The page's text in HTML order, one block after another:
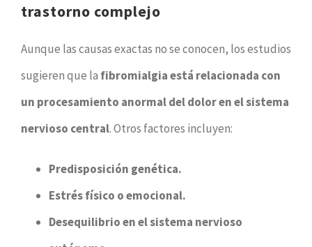
trastorno complejo
Aunque las causas exactas no se conocen, los estudios
sugieren que la fibromialgia está relacionada con
un procesamiento anormal del dolor en el sistema
nervioso central. Otros factores incluyen:
Predisposición genética.
Estrés físico o emocional.
Desequilibrio en el sistema nervioso